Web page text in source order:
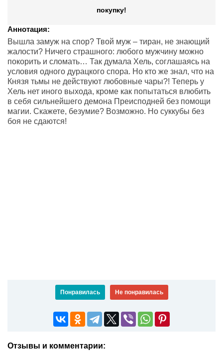
покупку!
Аннотация:
Вышла замуж на спор? Твой муж – тиран, не знающий
жалости? Ничего страшного: любого мужчину можно
покорить и сломать… Так думала Хель, соглашаясь на
условия одного дурацкого спора. Но кто же знал, что на
Князя тьмы не действуют любовные чары?! Теперь у
Хель нет иного выхода, кроме как попытаться влюбить
в себя сильнейшего демона Преисподней без помощи
магии. Скажете, безумие? Возможно. Но суккубы без
боя не сдаются!
Понравилась Не понравилась
Отзывы и комментарии: